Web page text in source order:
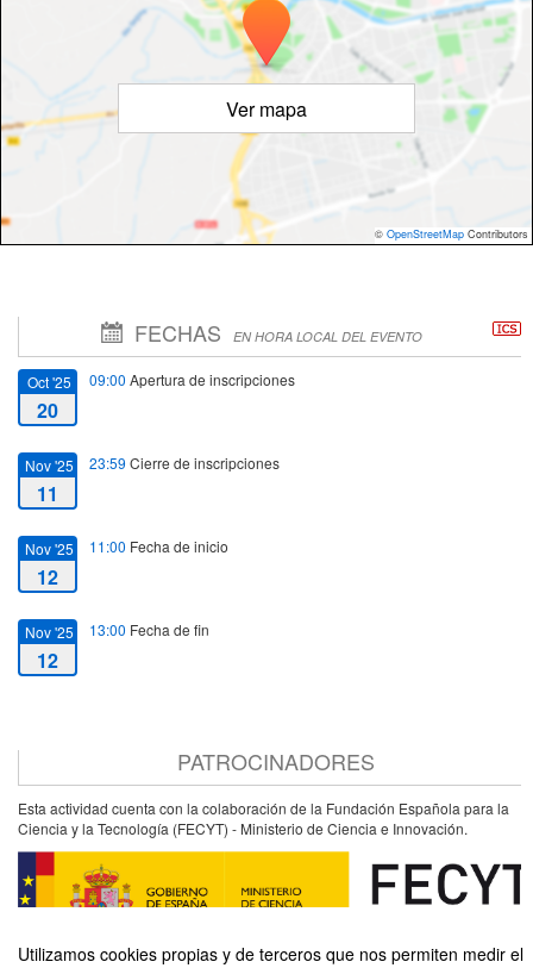
Utilizamos cookies propias y de terceros que nos permiten medir el
Ver mapa
© OpenStreetMap Contributors
FECHAS EN HORA LOCAL DEL EVENTO
Oct '25
20
09:00 Apertura de inscripciones
Nov '25
11
23:59 Cierre de inscripciones
Nov '25
12
11:00 Fecha de inicio
Nov '25
12
13:00 Fecha de fin
PATROCINADORES
Esta actividad cuenta con la colaboración de la Fundación Española para la
Ciencia y la Tecnología (FECYT) - Ministerio de Ciencia e Innovación.